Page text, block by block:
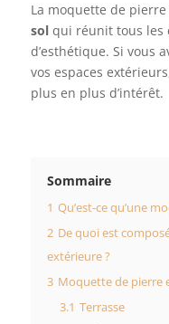
La moquette de
solqui réunit tous les
d’esthétique. Si vous
vos espaces
plus en plus d’intérêt.
Sommaire
1 Qu’est-ce qu’une
2 De quoi est
extérieure ?
3 Moquette de pierre
3.1 Terrasse